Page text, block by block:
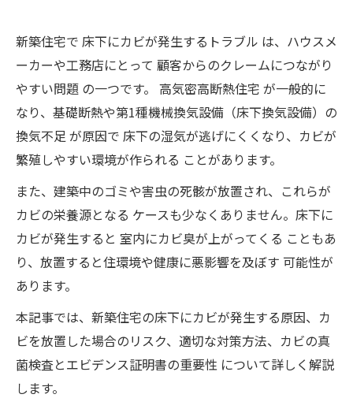
新築住宅で 床下にカビが発生するトラブル は、ハウスメ
ーカーや工務店にとって 顧客からのクレームにつながり
やすい問題 の一つです。 高気密高断熱住宅 が一般的に
なり、基礎断熱や第1種機械換気設備（床下換気設備）の
換気不足 が原因で 床下の湿気が逃げにくくなり、カビが
繁殖しやすい環境が作られる ことがあります。
また、建築中のゴミや害虫の死骸が放置され、これらが
カビの栄養源となる ケースも少なくありません。床下に
カビが発生すると 室内にカビ臭が上がってくる こともあ
り、放置すると住環境や健康に悪影響を及ぼす 可能性が
あります。
本記事では、新築住宅の床下にカビが発生する原因、カ
ビを放置した場合のリスク、適切な対策方法、カビの真
菌検査とエビデンス証明書の重要性 について詳しく解説
します。